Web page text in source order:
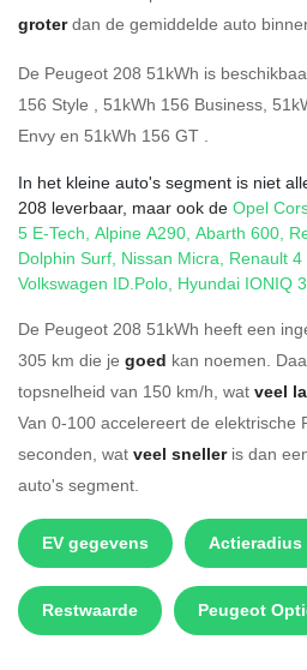
groterdan de gemiddelde auto
De Peugeot 208 51kWh is
156 Style , 51kWh 156 Business,
Envy en 51kWh 156 GT .
In het kleine auto's segment is niet
208 leverbaar, maar ook de Opel
5 E-Tech, Alpine A290, Abarth 600,
Dolphin Surf, Nissan Micra, Renault 4
Volkswagen ID.Polo, Hyundai IONIQ 3
De Peugeot 208 51kWh heeft een
305 km die je goed kan noemen.
topsnelheid van 150 km/h, wat veel
Van 0-100 accelereert de elektrische
seconden, wat veel snelleris dan
auto's segment.
EV gegevens Actieradius
Restwaarde Peugeot